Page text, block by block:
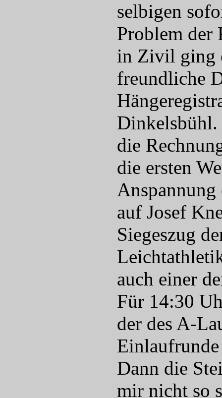
selbigen
Problem der
in Zivil ging
freundliche
Dinkelsbühl.
die
die ersten
auf Josef
Siegeszug
auch einer
Für 14:30
der des A-
Dann die
mir nicht so